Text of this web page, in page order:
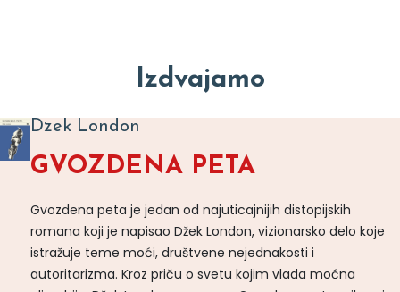
Izdvajamo
Dzek London
GVOZDENA PETA
Gvozdena peta je jedan od najuticajnijih distopijskih
romana koji je napisao Džek London, vizionarsko delo koje
istražuje teme moći, društvene nejednakosti i
autoritarizma. Kroz priču o svetu kojim vlada moćna